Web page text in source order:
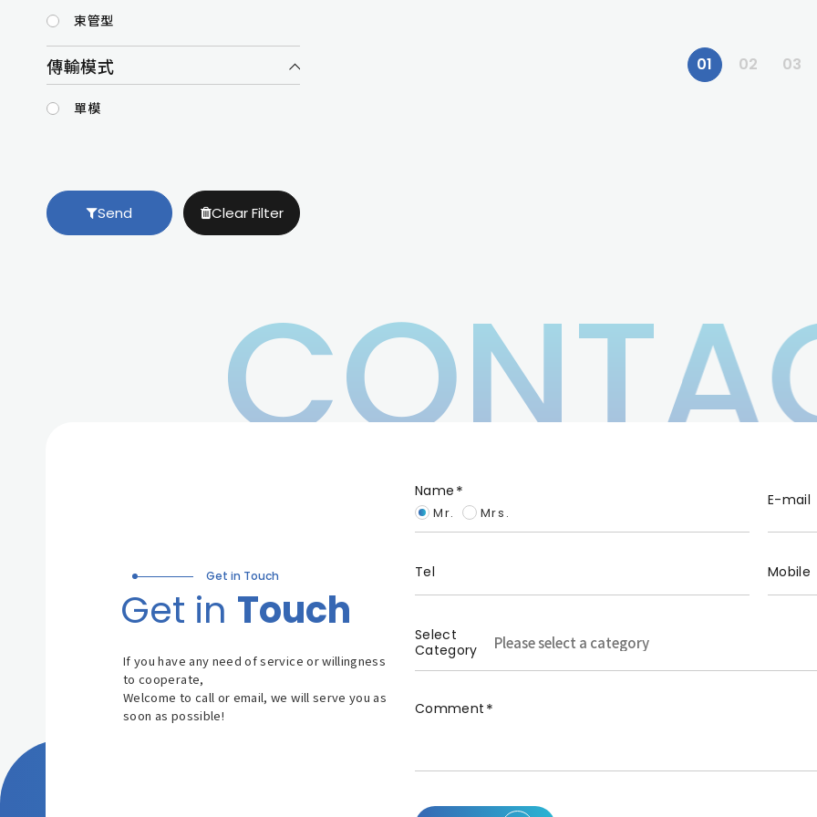
束管型
傳輸模式
單模
Send Clear Filter
01 02 03
Get in Touch
Get in Touch
If you have any need of service or willingness
to cooperate,
Welcome to call or email, we will serve you as
soon as possible!
Name
Mr. Mrs.
E-mail
Tel Mobile
Select
Category
Comment